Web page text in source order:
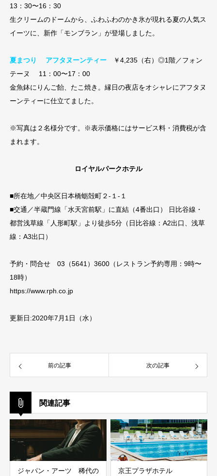
13：30〜16：30
生クリームのドームから、ふわふわのかき氷が現れる夏の人気ス
イーツに、新作「モンブラン」が登場しました。
夏まつり アフタヌーンティー
￥4,235（右）◎1階／フォン
テーヌ 11：00〜17：00
金魚鉢にりんご飴、たこ焼き。縁日の夜店をオシャレにアフタヌ
ーンティーに仕立てました。
※写真は２名様分です。※表示価格にはサービス料・消費税が含
まれます。
ロイヤルパークホテル
■所在地／中央区日本橋蛎殻町２-１-１
■交通／半蔵門線「水天宮前駅」に直結（4番出口） 日比谷線・
都営浅草線「人形町駅」より徒歩5分（日比谷線：A2出口、浅草
線：A3出口）
予約・問合せ 03（5641）3600（レストラン予約専用：9時〜
18時）
https://www.rph.co.jp
更新日:2020年7月1日（水）
前の記事 次の記事
関連記事
ジャパン・アーツ 稀代の
京王プラザホテル